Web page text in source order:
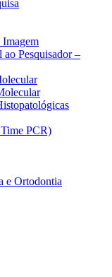
Pesquisador –
PCR)
e Ortodontia